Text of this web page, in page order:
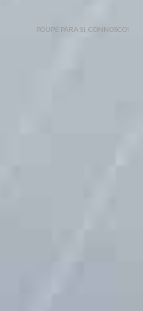
POUPE PARA SI, CONNOSCO!